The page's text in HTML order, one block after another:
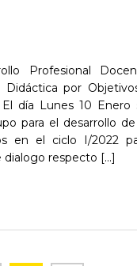
Profesional
Didáctica por
día Lunes 10 Enero
para el desarrollo
en el ciclo I/2022
respecto [...]